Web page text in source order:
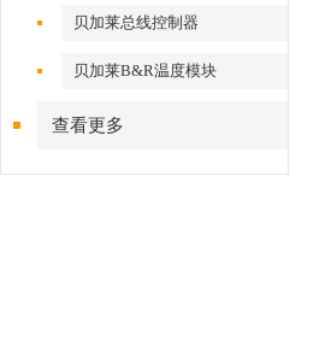
贝加莱总线控制器
贝加莱B&R温度模块
查看更多